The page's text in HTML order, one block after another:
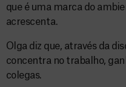
que é uma marca do
acrescenta.
Olga diz que, através da
concentra no trabalho,
colegas.